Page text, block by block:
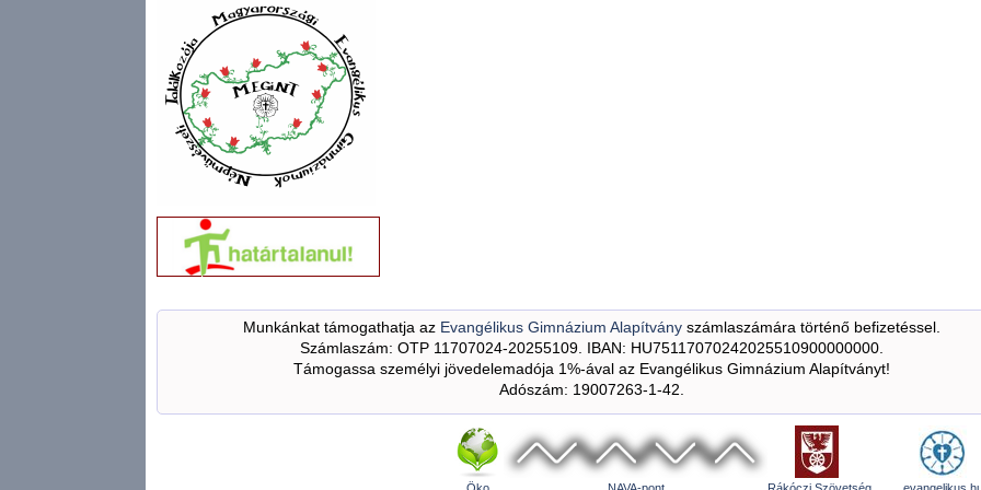
Munkánkat támogathatja az Evangélikus Gimnázium Alapítványszámlaszámára történő befizetéssel.
Számlaszám: OTP 11707024-20255109. IBAN: HU75117070242025510900000000.
Támogassa személyi jövedelemadója 1%-ával az Evangélikus Gimnázium Alapítványt!
Adószám: 19007263-1-42.